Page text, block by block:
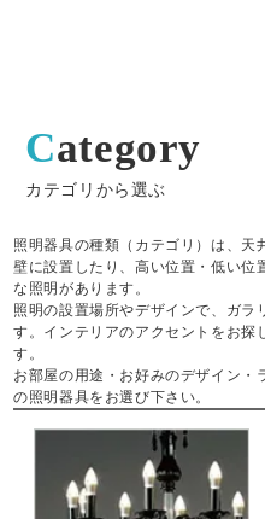
Category
カテゴリから選ぶ
照明器具の種類（カテゴリ）は、天
壁に設置したり、高い位置・低い位
な照明があります。
照明の設置場所やデザインで、ガラ
す。インテリアのアクセントをお探
す。
お部屋の用途・お好みのデザイン・
の照明器具をお選び下さい。